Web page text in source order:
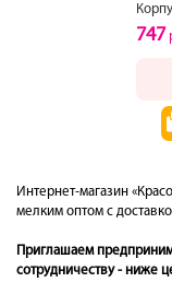
747
Интернет-магазин
мелким оптом с
Приглашаем
сотрудничеству - ниже